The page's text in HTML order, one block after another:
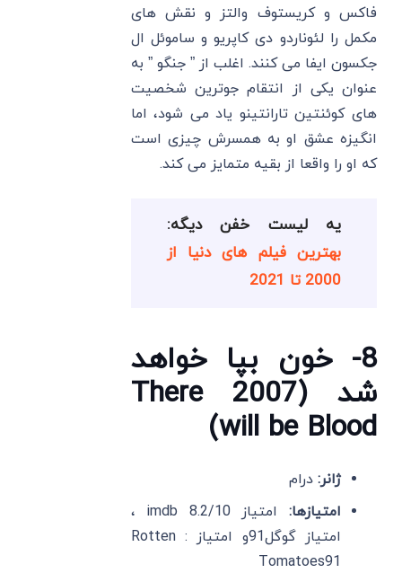
فاکس و کریستوف والتز و نقش‌ های
مکمل را لئوناردو دی کاپریو و ساموئل ال
جکسون ایفا می کنند. اغلب از ” جنگو ” به
عنوان یکی از انتقام جوترین شخصیت
های کوئنتین تارانتینو یاد می شود، اما
انگیزه عشق او به همسرش چیزی است
که او را واقعا از بقیه متمایز می کند.
یه لیست خفن دیگه:
بهترین فیلم های دنیا از
2000 تا 2021
8- خون بپا خواهد
شد (2007 There
will be Blood)
ژانر: درام
امتیازها:
امتیاز imdb 8.2/10 ،
امتیاز گوگل91و امتیاز : Rotten
Tomatoes91